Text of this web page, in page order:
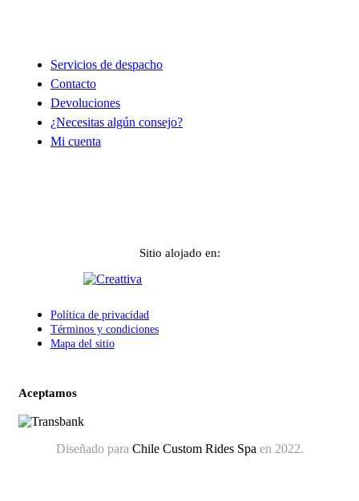
Servicios de despacho
Contacto
Devoluciones
¿Necesitas algún consejo?
Mi cuenta
Sitio alojado en:
Política de privacidad
Términos y condiciones
Mapa del sitio
Aceptamos
Diseñado para Chile Custom Rides Spa en 2022.